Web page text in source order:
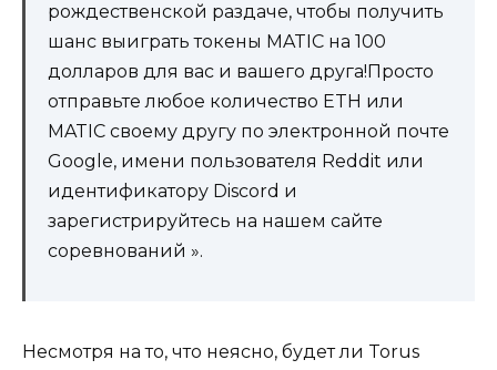
рождественской раздаче, чтобы получить
шанс выиграть токены MATIC на 100
долларов для вас и вашего друга!Просто
отправьте любое количество ETH или
MATIC своему другу по электронной почте
Google, имени пользователя Reddit или
идентификатору Discord и
зарегистрируйтесь на нашем сайте
соревнований ».
Несмотря на то, что неясно, будет ли Torus